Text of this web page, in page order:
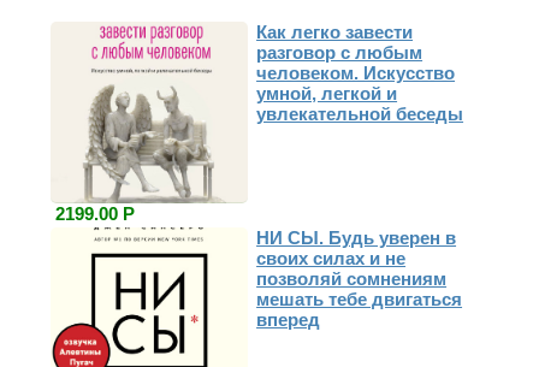
Как легко завести
разговор с любым
человеком. Искусство
умной, легкой и
увлекательной беседы
2199.00 Р
НИ СЫ. Будь уверен в
своих силах и не
позволяй сомнениям
мешать тебе двигаться
вперед